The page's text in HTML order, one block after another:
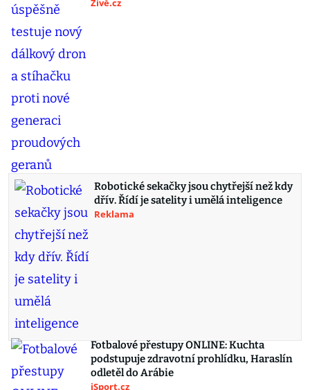
Živě.cz
Robotické sekačky jsou chytřejší než kdy
dřív. Řídí je satelity i umělá inteligence
Reklama
Fotbalové přestupy ONLINE: Kuchta
podstupuje zdravotní prohlídku, Haraslín
odletěl do Arábie
iSport.cz